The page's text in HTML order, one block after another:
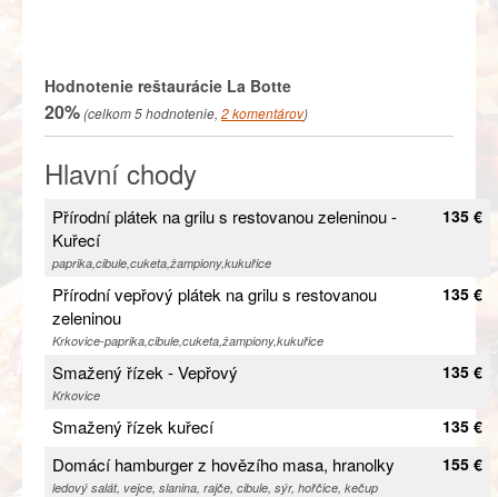
Hodnotenie reštaurácie La Botte
20%(celkom5hodnotenie, 2komentárov)
Hlavní chody
Přírodní plátek na grilu s restovanou zeleninou -
Kuřecí
paprika,cibule,cuketa,žampiony,kukuřice
135 €
Přírodní vepřový plátek na grilu s restovanou
zeleninou
Krkovice-paprika,cibule,cuketa,žampiony,kukuřice
135 €
Smažený řízek - Vepřový
Krkovice
135 €
Smažený řízek kuřecí 135 €
Domácí hamburger z hovězího masa, hranolky
ledový salát, vejce, slanina, rajče, cibule, sýr, hořčice, kečup
155 €